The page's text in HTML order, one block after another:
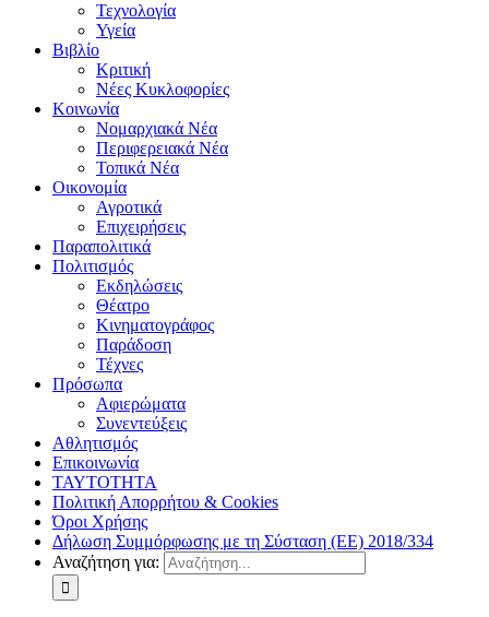
Τεχνολογία
Υγεία
Βιβλίο
Κριτική
Νέες Κυκλοφορίες
Κοινωνία
Νομαρχιακά Νέα
Περιφερειακά Νέα
Τοπικά Νέα
Οικονομία
Αγροτικά
Επιχειρήσεις
Παραπολιτικά
Πολιτισμός
Εκδηλώσεις
Θέατρο
Κινηματογράφος
Παράδοση
Τέχνες
Πρόσωπα
Αφιερώματα
Συνεντεύξεις
Αθλητισμός
Επικοινωνία
ΤΑΥΤΟΤΗΤΑ
Πολιτική Απορρήτου & Cookies
Όροι Χρήσης
Δήλωση Συμμόρφωσης με τη Σύσταση (ΕΕ) 2018/334
Αναζήτηση για: